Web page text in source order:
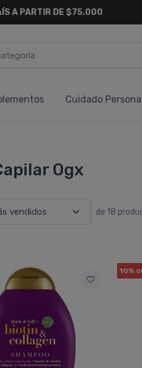
A PARTIR DE $75.000
Cuidado
Ogx
de 18
10%